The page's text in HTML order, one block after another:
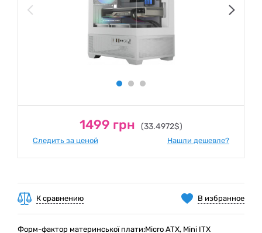
1499 грн (33.4972$)
Следить за ценой Нашли дешевле?
В избранное
К сравнению
Форм-фактор материнської плати:Micro ATX, Mini ITX